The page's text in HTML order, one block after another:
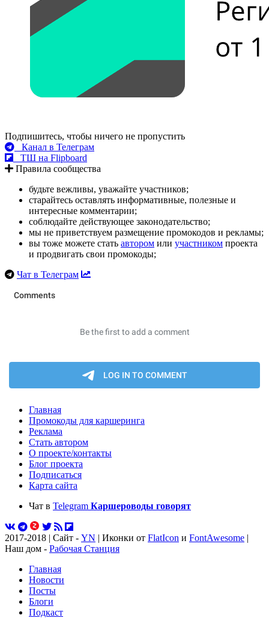
Подпишитесь, чтобы ничего не пропустить
Канал в Телеграм
ТШ на Flipboard
Правила сообщества
будьте вежливы, уважайте участников;
старайтесь оставлять информативные, полезные и
интересные комментарии;
соблюдайте действующее законодательство;
мы не приветствуем размещение промокодов и рекламы;
вы тоже можете стать автором или участником проекта
и продвигать свои промокоды;
Чат в Телеграм
Главная
Промокоды для каршеринга
Реклама
Стать автором
О проекте/контакты
Блог проекта
Подписаться
Карта сайта
Чат в Telegram Каршероводы говорят
2017-2018 | Сайт - YN | Иконки от FlatIcon и FontAwesome |
Наш дом - Рабочая Станция
Главная
Новости
Посты
Блоги
Подкаст